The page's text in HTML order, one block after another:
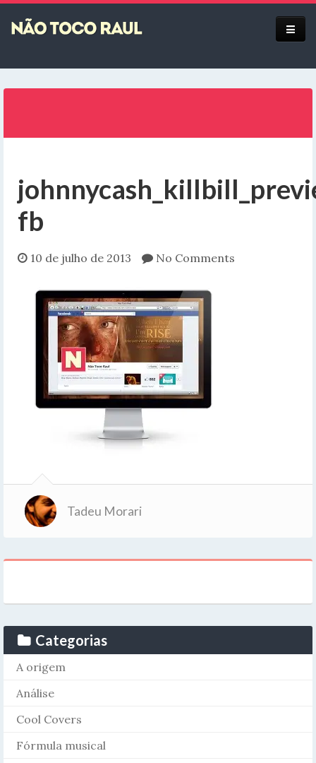
Equipe
fb
10 de julho de 2013 No Comments
Tadeu Morari
Categorias
A origem
Análise
Cool Covers
Fórmula musical